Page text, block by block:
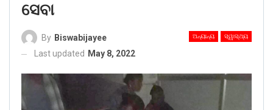
ସେବା
ଅନ୍ୟାନ୍ୟ ସ୍ୱାସ୍ଥ୍ୟ
By Biswabijayee
Last updated
May 8, 2022